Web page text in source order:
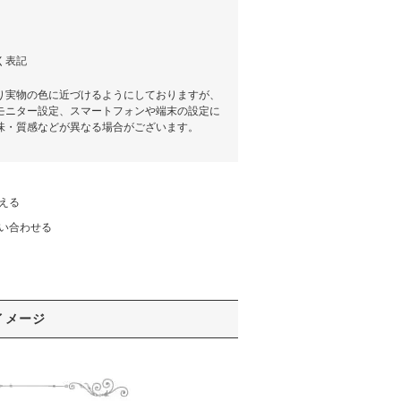
表記
物の色に近づけるようにしておりますが、
ニター設定、スマートフォンや端末の設定に
質感などが異なる場合がございます。
る
合わせる
メージ